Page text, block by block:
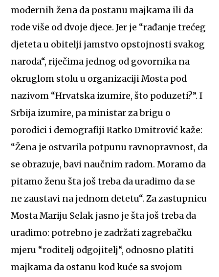
modernih žena da postanu majkama ili da
rode više od dvoje djece. Jer je “rađanje trećeg
djeteta u obitelji jamstvo opstojnosti svakog
naroda“, riječima jednog od govornika na
okruglom stolu u organizaciji Mosta pod
nazivom “Hrvatska izumire, što poduzeti?”. I
Srbija izumire, pa ministar za brigu o
porodici i demografiji Ratko Dmitrović kaže:
“Žena je ostvarila potpunu ravnopravnost, da
se obrazuje, bavi naučnim radom. Moramo da
pitamo ženu šta još treba da uradimo da se
ne zaustavi na jednom detetu“. Za zastupnicu
Mosta Mariju Selak jasno je šta još treba da
uradimo: potrebno je zadržati zagrebačku
mjeru “roditelj odgojitelj“, odnosno platiti
majkama da ostanu kod kuće sa svojom